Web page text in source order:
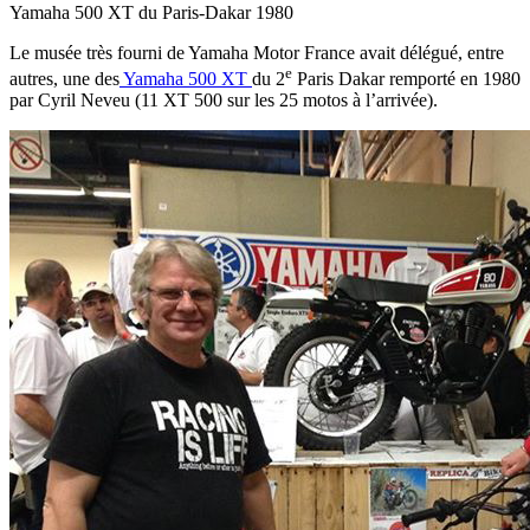
Yamaha 500 XT du Paris-Dakar 1980
Le musée très fourni de Yamaha Motor France avait délégué, entre
autres, une desYamaha 500 XT du 2e Paris Dakar remporté en 1980
par Cyril Neveu (11 XT 500 sur les 25 motos à l’arrivée).